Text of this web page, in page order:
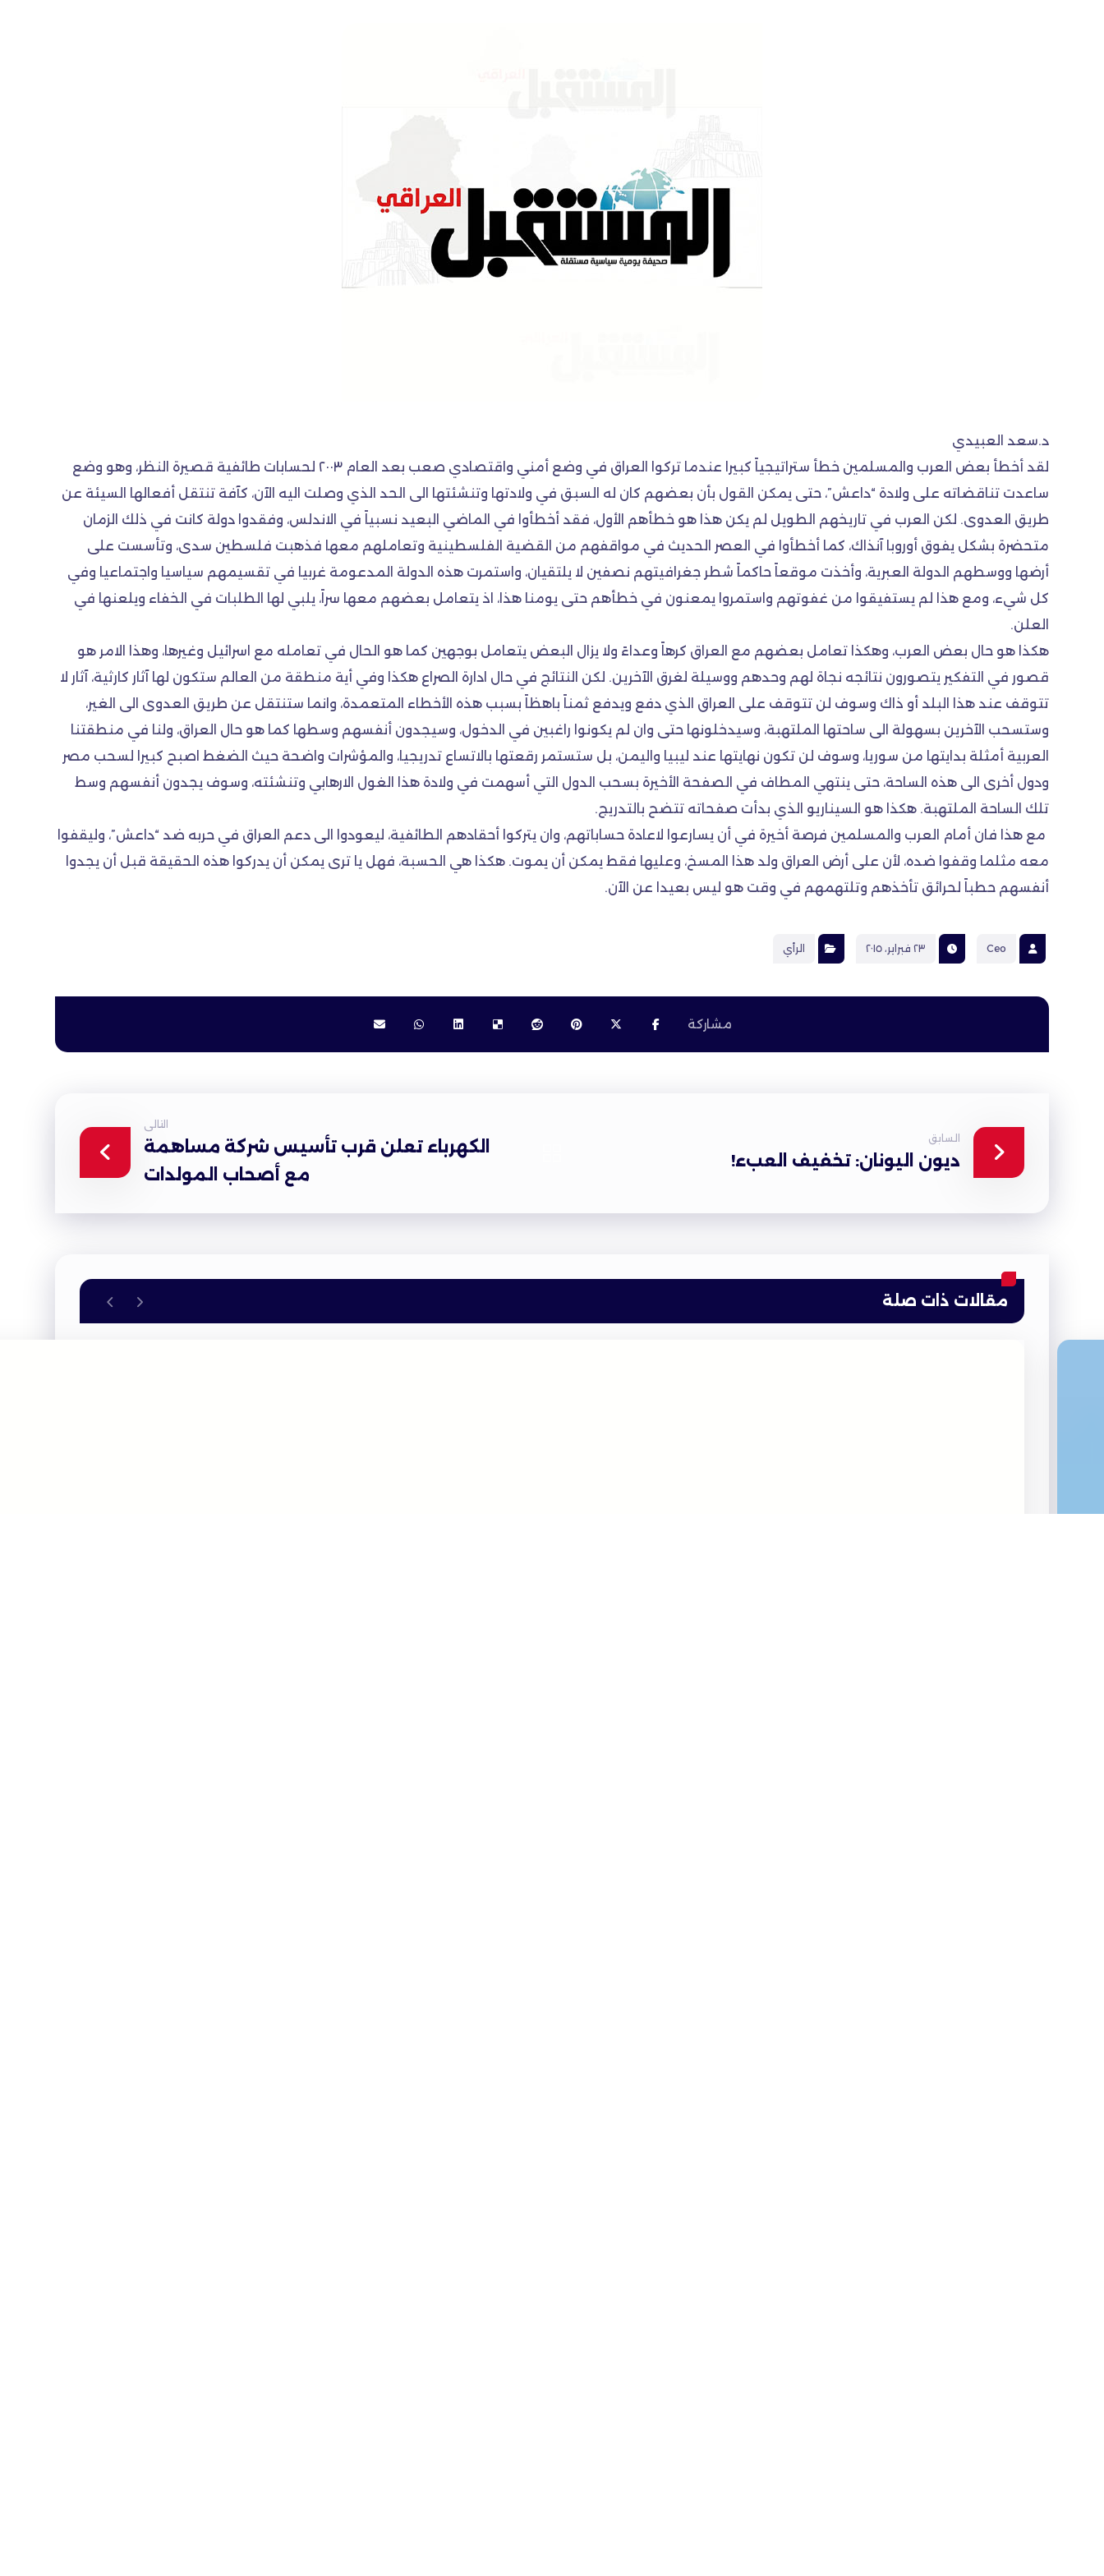
د.سعد العبيدي
لقد أخطأ بعض العرب والمسلمين خطأ ستراتيجياً كبيرا عندما تركوا العراق في وضع أمني واقتصادي صعب بعد العام ٢٠٠٣ لحسابات طائفية قصيرة النظر، وهو وضع
ساعدت تناقضاته على ولادة “داعش”، حتى يمكن القول بأن بعضهم كان له السبق في ولادتها وتنشئتها الى الحد الذي وصلت اليه الآن، كآفة تنتقل أفعالها السيئة عن
طريق العدوى. لكن العرب في تاريخهم الطويل لم يكن هذا هو خطأهم الأول، فقد أخطأوا في الماضي البعيد نسبياً في الاندلس، وفقدوا دولة كانت في ذلك الزمان
متحضرة بشكل يفوق أوروبا آنذاك، كما أخطأوا في العصر الحديث في مواقفهم من القضية الفلسطينية وتعاملهم معها فذهبت فلسطين سدى، وتأسست على
أرضها ووسطهم الدولة العبرية، وأخذت موقعاً حاكماً شطر جغرافيتهم نصفين لا يلتقيان، واستمرت هذه الدولة المدعومة غربيا في تقسيمهم سياسيا واجتماعيا وفي
كل شيء، ومع هذا لم يستفيقوا من غفوتهم واستمروا يمعنون في خطأهم حتى يومنا هذا، اذ يتعامل بعضهم معها سراً، يلبي لها الطلبات في الخفاء ويلعنها في
العلن.
هكذا هو حال بعض العرب، وهكذا تعامل بعضهم مع العراق كرهاً وعداءً ولا يزال البعض يتعامل بوجهين كما هو الحال في تعامله مع اسرائيل وغيرها، وهذا الامر هو
قصور في التفكير يتصورون نتائجه نجاة لهم وحدهم ووسيلة لغرق الآخرين. لكن النتائج في حال ادارة الصراع هكذا وفي أية منطقة من العالم ستكون لها آثار كارثية، آثار لا
تتوقف عند هذا البلد أو ذاك وسوف لن تتوقف على العراق الذي دفع ويدفع ثمناً باهظاً بسبب هذه الأخطاء المتعمدة، وانما ستنتقل عن طريق العدوى الى الغير،
وستسحب الآخرين بسهولة الى ساحتها الملتهبة، وسيدخلونها حتى وان لم يكونوا راغبين في الدخول، وسيجدون أنفسهم وسطها كما هو حال العراق، ولنا في منطقتنا
العربية أمثلة بدايتها من سوريا، وسوف لن تكون نهايتها عند ليبيا واليمن، بل ستستمر رقعتها بالاتساع تدريجيا، والمؤشرات واضحة حيث الضغط اصبح كبيرا لسحب مصر
ودول أخرى الى هذه الساحة، حتى ينتهي المطاف في الصفحة الأخيرة بسحب الدول التي أسهمت في ولادة هذا الغول الارهابي وتنشئته، وسوف يجدون أنفسهم وسط
تلك الساحة الملتهبة. هكذا هو السيناريو الذي بدأت صفحاته تتضح بالتدريج.
مع هذا فان أمام العرب والمسلمين فرصة أخيرة في أن يسارعوا لاعادة حساباتهم، وان يتركوا أحقادهم الطائفية، ليعودوا الى دعم العراق في حربه ضد “داعش”، وليقفوا
معه مثلما وقفوا ضده، لأن على أرض العراق ولد هذا المسخ، وعليها فقط يمكن أن يموت. هكذا هي الحسبة، فهل يا ترى يمكن أن يدركوا هذه الحقيقة قبل أن يجدوا
أنفسهم حطباً لحرائق تأخذهم وتلتهمهم في وقت هو ليس بعيدا عن الآن.
Ceo ٢٣ فبراير، ٢٠١٥ الرأي
السابق
ديون اليونان: تخفيف العبء!
التالى
الكهرباء تعلن قرب تأسيس شركة مساهمة
مع أصحاب المولدات
مقالات ذات صلة